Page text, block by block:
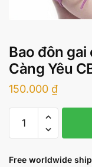
Bao đôn gai
Càng Yêu
150.000 ₫
đôn
có
Free worldwide